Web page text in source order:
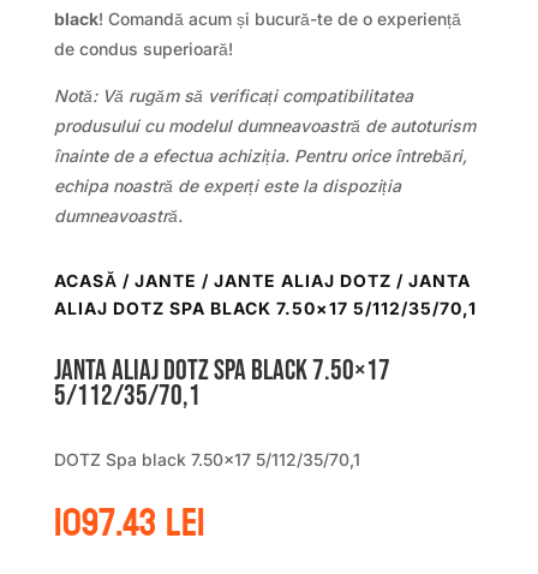
black! Comandă acum și bucură-te de o experiență
de condus superioară!
Notă: Vă rugăm să verificați compatibilitatea
produsului cu modelul dumneavoastră de autoturism
înainte de a efectua achiziția. Pentru orice întrebări,
echipa noastră de experți este la dispoziția
dumneavoastră.
ACASĂ / JANTE / JANTE ALIAJ DOTZ / JANTA
ALIAJ DOTZ SPA BLACK 7.50×17 5/112/35/70,1
Janta aliaj DOTZ Spa black 7.50×17
5/112/35/70,1
DOTZ Spa black 7.50×17 5/112/35/70,1
1097.43lei